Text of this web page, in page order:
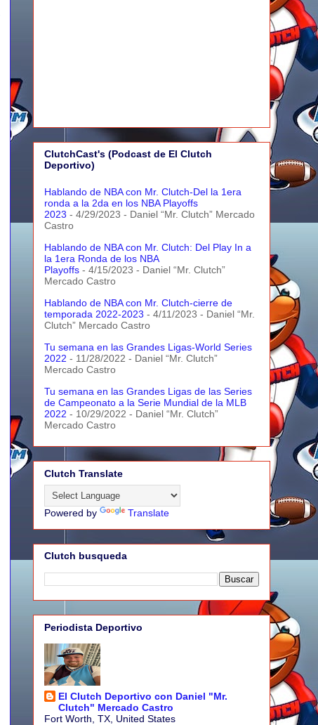
ClutchCast's (Podcast de El Clutch
Deportivo)
Hablando de NBA con Mr. Clutch-Del la 1era
ronda a la 2da en los NBA Playoffs
2023 - 4/29/2023 - Daniel “Mr. Clutch” Mercado
Castro
Hablando de NBA con Mr. Clutch: Del Play In a
la 1era Ronda de los NBA
Playoffs - 4/15/2023 - Daniel “Mr. Clutch”
Mercado Castro
Hablando de NBA con Mr. Clutch-cierre de
temporada 2022-2023 - 4/11/2023 - Daniel “Mr.
Clutch” Mercado Castro
Tu semana en las Grandes Ligas-World Series
2022 - 11/28/2022 - Daniel “Mr. Clutch”
Mercado Castro
Tu semana en las Grandes Ligas de las Series
de Campeonato a la Serie Mundial de la MLB
2022 - 10/29/2022 - Daniel “Mr. Clutch”
Mercado Castro
Clutch Translate
Powered by Translate
Clutch busqueda
Periodista Deportivo
El Clutch Deportivo con Daniel "Mr.
Clutch" Mercado Castro
Fort Worth, TX, United States